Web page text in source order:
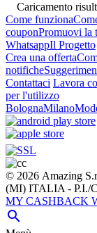
Caricamento
Come funziona
couponPromuovi la
WhatsappIl Progetto
Crea una offerta
notifiche
Contattaci Lavora
per l'utilizzo
BolognaMilano
© 2026 Amazing
(MI) ITALIA - P.I./
MY CASHBACK
